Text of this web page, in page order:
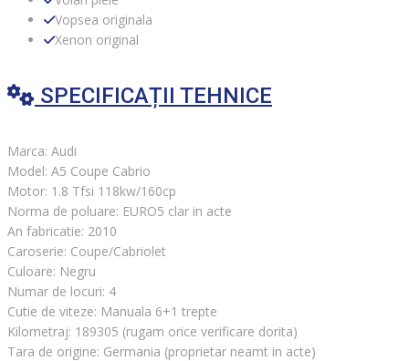
Vopsea originala
Xenon original
SPECIFICAȚII TEHNICE
Marca: Audi
Model: A5 Coupe Cabrio
Motor: 1.8 Tfsi 118kw/160cp
Norma de poluare: EURO5 clar in acte
An fabricatie: 2010
Caroserie: Coupe/Cabriolet
Culoare: Negru
Numar de locuri: 4
Cutie de viteze: Manuala 6+1 trepte
Kilometraj: 189305 (rugam orice verificare dorita)
Tara de origine: Germania (proprietar neamt in acte)